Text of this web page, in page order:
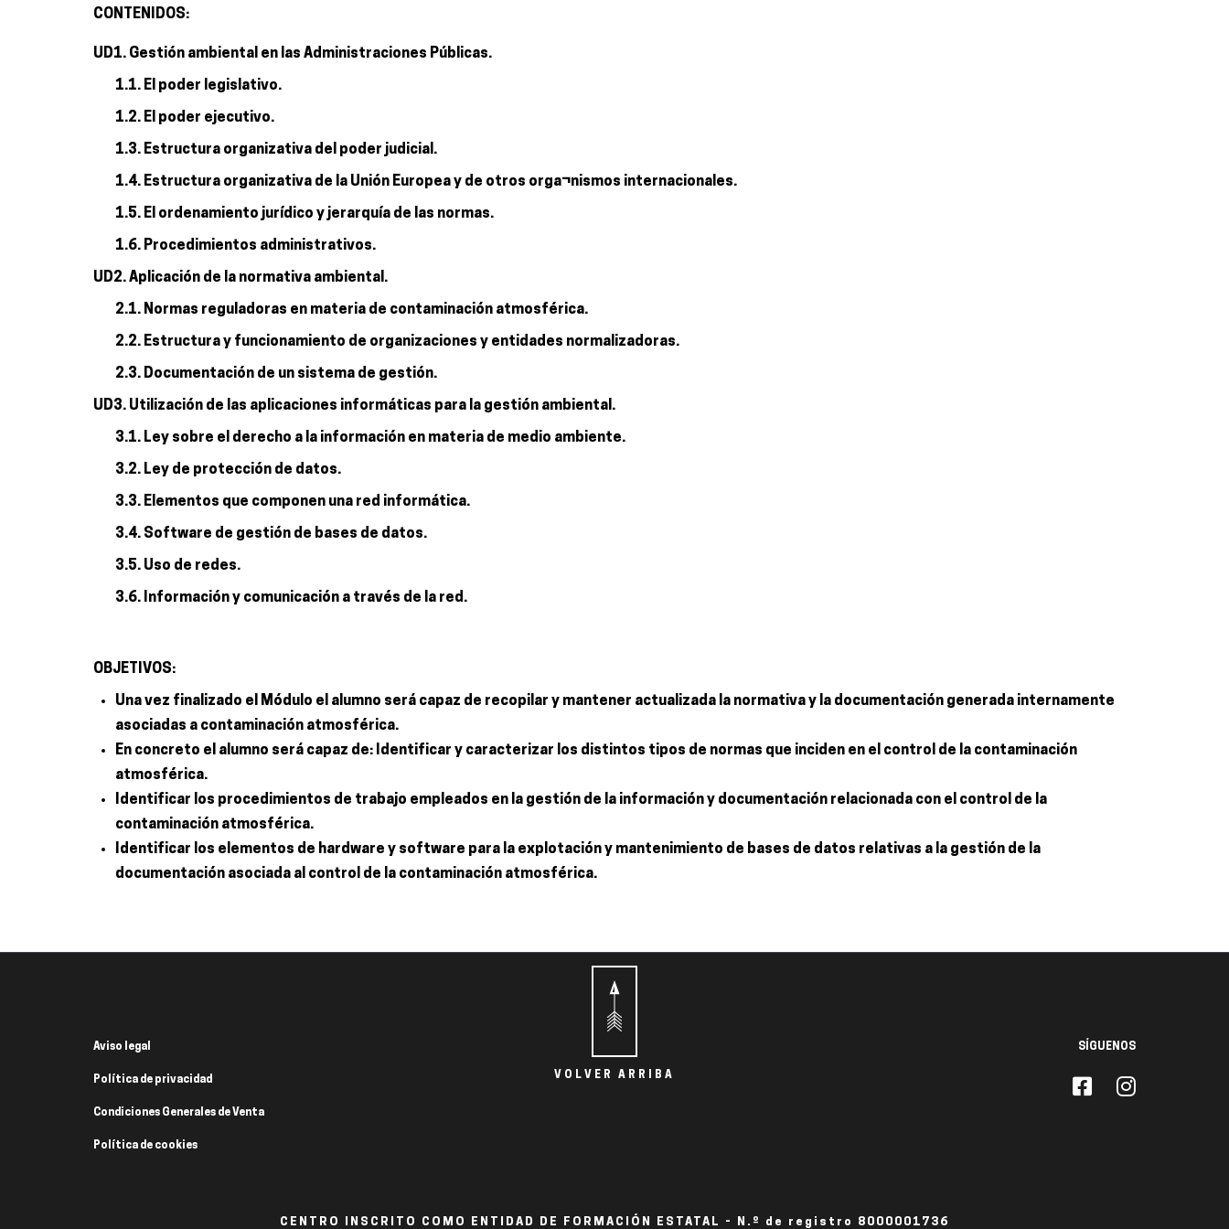
CONTENIDOS:
UD1. Gestión ambiental en las Administraciones Públicas.
1.1. El poder legislativo.
1.2. El poder ejecutivo.
1.3. Estructura organizativa del poder judicial.
1.4. Estructura organizativa de la Unión Europea y de otros orga¬nismos internacionales.
1.5. El ordenamiento jurídico y jerarquía de las normas.
1.6. Procedimientos administrativos.
UD2. Aplicación de la normativa ambiental.
2.1. Normas reguladoras en materia de contaminación atmosférica.
2.2. Estructura y funcionamiento de organizaciones y entidades normalizadoras.
2.3. Documentación de un sistema de gestión.
UD3. Utilización de las aplicaciones informáticas para la gestión ambiental.
3.1. Ley sobre el derecho a la información en materia de medio ambiente.
3.2. Ley de protección de datos.
3.3. Elementos que componen una red informática.
3.4. Software de gestión de bases de datos.
3.5. Uso de redes.
3.6. Información y comunicación a través de la red.
OBJETIVOS:
Una vez finalizado el Módulo el alumno será capaz de recopilar y mantener actualizada la normativa y la documentación generada internamente
asociadas a contaminación atmosférica.
En concreto el alumno será capaz de: Identificar y caracterizar los distintos tipos de normas que inciden en el control de la contaminación
atmosférica.
Identificar los procedimientos de trabajo empleados en la gestión de la información y documentación relacionada con el control de la
contaminación atmosférica.
Identificar los elementos de hardware y software para la explotación y mantenimiento de bases de datos relativas a la gestión de la
documentación asociada al control de la contaminación atmosférica.
VOLVER ARRIBA
Aviso legal
Política de privacidad
Condiciones Generales de Venta
Política de cookies
SÍGUENOS
CENTRO INSCRITO COMO ENTIDAD DE FORMACIÓN ESTATAL - N.º de registro 8000001736